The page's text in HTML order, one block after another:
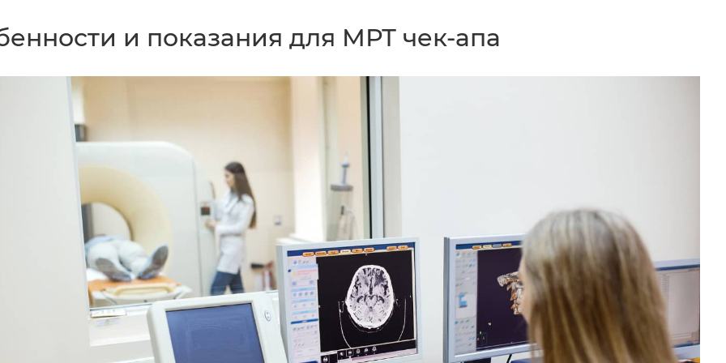
и показания для МРТ чек-апа